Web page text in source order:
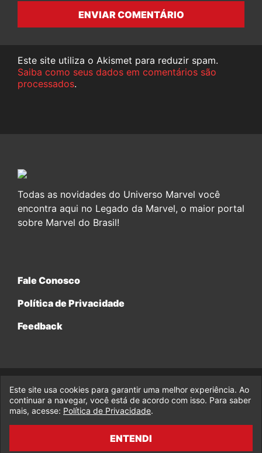
ENVIAR COMENTÁRIO
Este site utiliza o Akismet para reduzir spam.
Saiba como seus dados em comentários são
processados.
Todas as novidades do Universo Marvel você
encontra aqui no Legado da Marvel, o maior portal
sobre Marvel do Brasil!
Fale Conosco
Política de Privacidade
Feedback
© 2017-2026 Legado da Marvel, uma empresa da Legado
Enterprises.
fabiolobo
Este site usa cookies para garantir uma melhor experiência. Ao
continuar a navegar, você está de acordo com isso. Para saber
mais, acesse: Política de Privacidade.
ENTENDI